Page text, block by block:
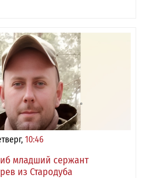
10:46
младший сержант
из Стародуба